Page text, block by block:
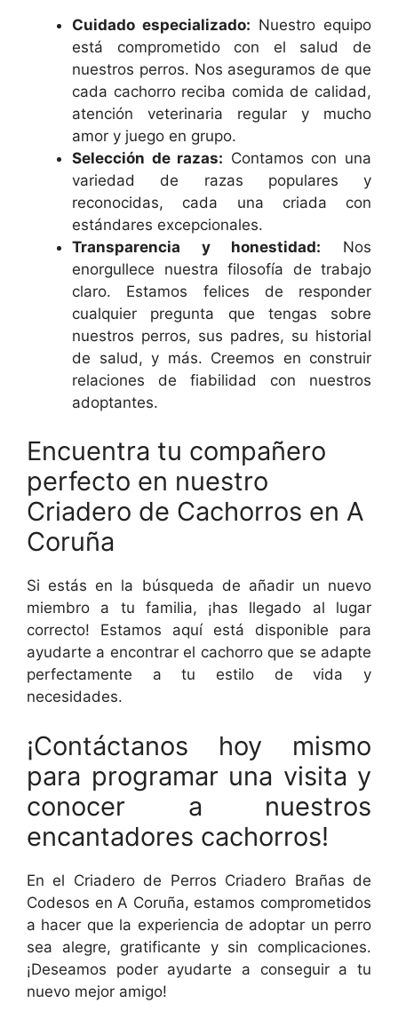
Cuidado especializado: Nuestro equipo
está comprometido con el salud de
nuestros perros. Nos aseguramos de que
cada cachorro reciba comida de calidad,
atención veterinaria regular y mucho
amor y juego en grupo.
Selección de razas: Contamos con una
variedad de razas populares y
reconocidas, cada una criada con
estándares excepcionales.
Transparencia y honestidad: Nos
enorgullece nuestra filosofía de trabajo
claro. Estamos felices de responder
cualquier pregunta que tengas sobre
nuestros perros, sus padres, su historial
de salud, y más. Creemos en construir
relaciones de fiabilidad con nuestros
adoptantes.
Encuentra tu compañero
perfecto en nuestro
Criadero de Cachorros en A
Coruña
Si estás en la búsqueda de añadir un nuevo
miembro a tu familia, ¡has llegado al lugar
correcto! Estamos aquí está disponible para
ayudarte a encontrar el cachorro que se adapte
perfectamente a tu estilo de vida y
necesidades.
¡Contáctanos hoy mismo
para programar una visita y
conocer a nuestros
encantadores cachorros!
En el Criadero de Perros Criadero Brañas de
Codesos en A Coruña, estamos comprometidos
a hacer que la experiencia de adoptar un perro
sea alegre, gratificante y sin complicaciones.
¡Deseamos poder ayudarte a conseguir a tu
nuevo mejor amigo!